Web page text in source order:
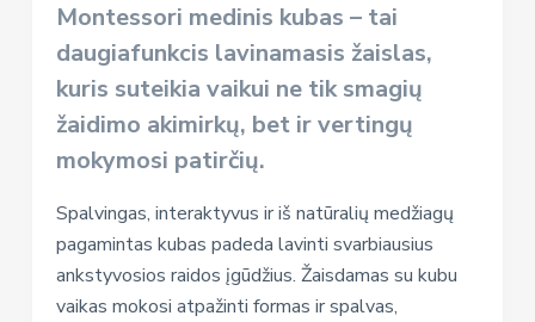
Montessori medinis kubas – tai
daugiafunkcis lavinamasis žaislas,
kuris suteikia vaikui ne tik smagių
žaidimo akimirkų, bet ir vertingų
mokymosi patirčių.
Spalvingas, interaktyvus ir iš natūralių medžiagų
pagamintas kubas padeda lavinti svarbiausius
ankstyvosios raidos įgūdžius. Žaisdamas su kubu
vaikas mokosi atpažinti formas ir spalvas,